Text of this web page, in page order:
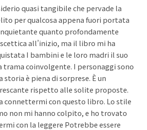
quasi tangibile che pervade la
per qualcosa appena fuori portata
quanto profondamente
all’inizio, ma il libro mi ha
I bambini e le loro madri il suo
trama coinvolgente. I personaggi sono
è piena di sorprese. È un
rispetto alle solite proposte.
connettermi con questo libro. Lo stile
non mi hanno colpito, e ho trovato
con la leggere Potrebbe essere